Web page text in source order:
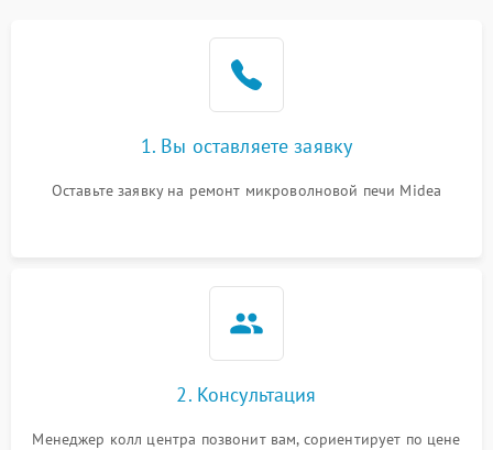
2200 ₽
Не работают сенсорные
1000 ₽
1. Вы оставляете заявку
Оставьте заявку на ремонт микроволновой печи Midea
2. Консультация
Менеджер колл центра позвонит вам, сориентирует по цене